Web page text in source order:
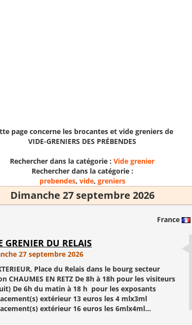
page concerne les brocantes et vide greniers de
VIDE-GRENIERS DES PRÉBENDES
Rechercher dans la catégorie : Vide grenier
Rechercher dans la catégorie :
prebendes, vide, greniers
Dimanche 27 septembre 2026
France
GRENIER DU RELAIS
27 septembre 2026
Place du Relais dans le bourg secteur
CHAUMES EN RETZ De 8h à 18h pour les visiteurs
De 6h du matin à 18 h pour les exposants
extérieur 13 euros les 4 mlx3ml
extérieur 16 euros les 6mlx4ml...